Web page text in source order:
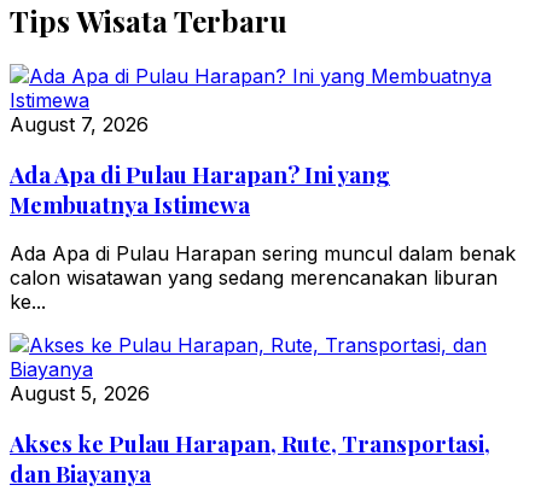
Tips Wisata Terbaru
August 7, 2026
Ada Apa di Pulau Harapan? Ini yang
Membuatnya Istimewa
Ada Apa di Pulau Harapan sering muncul dalam benak
calon wisatawan yang sedang merencanakan liburan
ke...
August 5, 2026
Akses ke Pulau Harapan, Rute, Transportasi,
dan Biayanya